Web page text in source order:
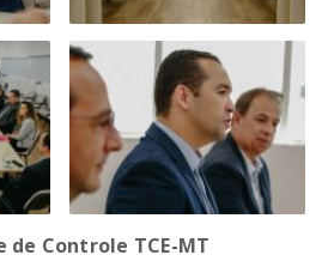
de Controle TCE-MT